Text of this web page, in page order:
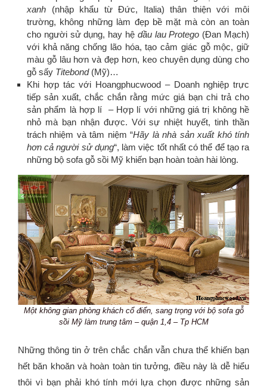
xanh (nhập khẩu từ Đức, Italia) thân thiện với môi
trường, không những làm đẹp bề mặt mà còn an toàn
cho người sử dụng, hay hệ dầu lau Protego (Đan Mạch)
với khả năng chống lão hóa, tạo cảm giác gỗ mộc, giữ
màu gỗ lâu hơn và đẹp hơn, keo chuyên dụng dùng cho
gỗ sấy Titebond(Mỹ)…
Khi hợp tác với Hoangphucwood – Doanh nghiệp trực
tiếp sản xuất, chắc chắn rằng mức giá bạn chi trả cho
sản phẩm là hợp lí – Hợp lí với những giá trị không hề
nhỏ mà bạn nhận được. Với sự nhiệt huyết, tinh thần
trách nhiệm và tâm niệm “Hãy là nhà sản xuất khó tính
hơn cả người sử dụng“, làm việc tốt nhất có thể để tạo ra
những bộ sofa gỗ sồi Mỹ khiến bạn hoàn toàn hài lòng.
Một không gian phòng khách cổ điển, sang trọng với bộ sofa gỗ
sồi Mỹ làm trung tâm – quận 1,4 – Tp HCM
Những thông tin ở trên chắc chắn vẫn chưa thể khiến bạn
hết băn khoăn và hoàn toàn tin tưởng, điều này là dễ hiểu
thôi vì bạn phải khó tính mới lựa chọn được những sản